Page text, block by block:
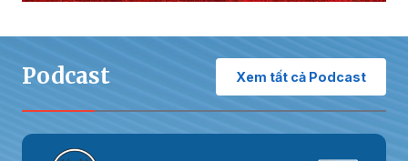
Podcast Xem tất cả Podcast